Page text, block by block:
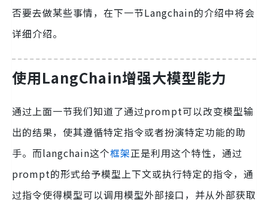
否要去做某些事情，在下一节Langchain的介绍中将会
详细介绍。
使用LangChain增强大模型能力
通过上面一节我们知道了通过prompt可以改变模型输
出的结果，使其遵循特定指令或者扮演特定功能的助
手。而langchain这个框架正是利用这个特性，通过
prompt的形式给予模型上下文或执行特定的指令，通
过指令使得模型可以调用模型外部接口，并从外部获取